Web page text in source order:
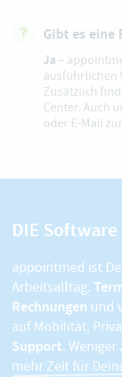
Gibt es eine
Ja –
ausführlichen
Zusätzlich
Center. Auch
oder E-Mail
DIE
appointmed ist
Arbeitsalltag.
Rechnungen und
auf Mobilität,
Support.
mehr Zeit für